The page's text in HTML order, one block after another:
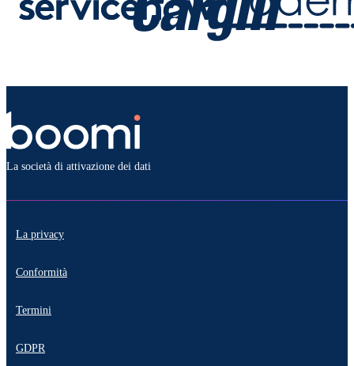
La società di attivazione dei dati
La privacy
Conformità
Termini
GDPR